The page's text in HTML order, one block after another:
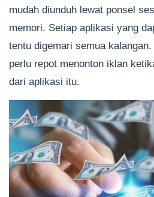
mudah diunduh lewat ponsel
memori. Setiap aplikasi yang
tentu digemari semua
perlu repot menonton iklan
dari aplikasi itu.